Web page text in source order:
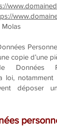
Molas
copie d’une
Données
loi, notamment
déposer